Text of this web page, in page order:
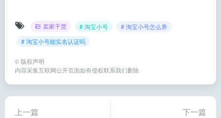
卖家干货 # 淘宝小号
# 淘宝小号怎么养
# 淘宝小号能实名认证吗
© 版权声明
内容采集互联网公开页面如有侵权联系我们删除
上一篇 下一篇